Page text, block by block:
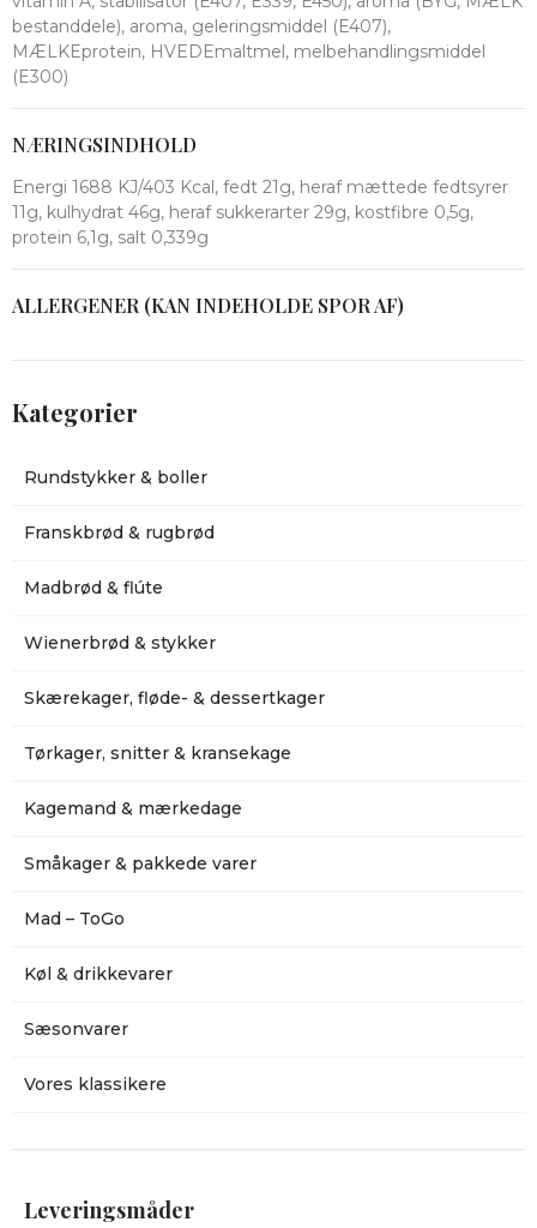
bestanddele), aroma, geleringsmiddel (E407),
MÆLKEprotein, HVEDEmaltmel, melbehandlingsmiddel
(E300)
NÆRINGSINDHOLD
Energi 1688 KJ/403 Kcal, fedt 21g, heraf mættede fedtsyrer
11g, kulhydrat 46g, heraf sukkerarter 29g, kostfibre 0,5g,
protein 6,1g, salt 0,339g
ALLERGENER (KAN INDEHOLDE SPOR AF)
Kategorier
Rundstykker & boller
Franskbrød & rugbrød
Madbrød & flúte
Wienerbrød & stykker
Skærekager, fløde- & dessertkager
Tørkager, snitter & kransekage
Kagemand & mærkedage
Småkager & pakkede varer
Mad – ToGo
Køl & drikkevarer
Sæsonvarer
Vores klassikere
Leveringsmåder